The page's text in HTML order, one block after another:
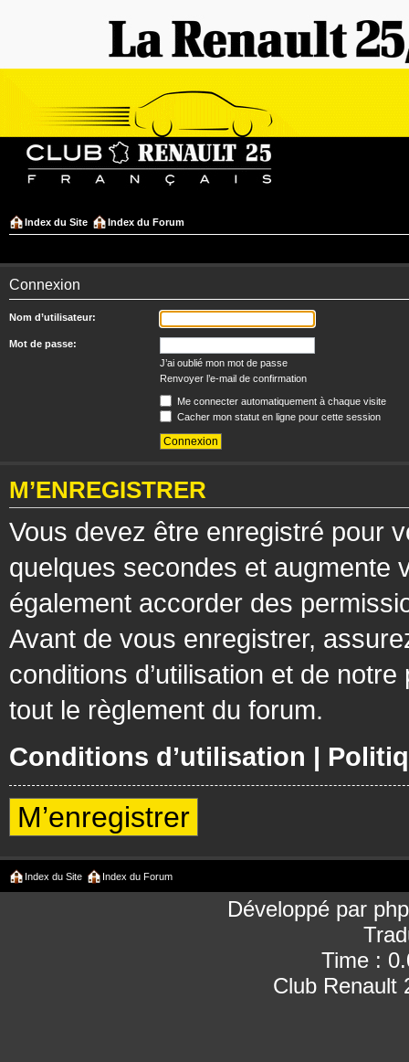
Index du Site Index du Forum
Connexion
Nom d’utilisateur:
Mot de passe:
J’ai oublié mon mot de passe
Renvoyer l’e-mail de confirmation
Me connecter automatiquement à chaque visite
Cacher mon statut en ligne pour cette session
M’ENREGISTRER
Vous devez être enregistré pour
quelques secondes et augmente
également accorder des
Avant de vous enregistrer,
conditions d’utilisation et de
tout le règlement du forum.
Conditions d’utilisation |
M’enregistrer
Index du Site Index du Forum
Développé par
Time :
Club Renault